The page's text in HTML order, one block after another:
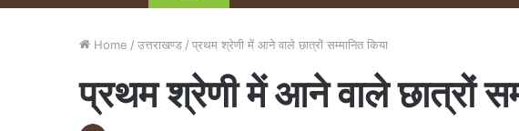
Home / उत्तराखण्ड / प्रथम श्रेणी में आने वाले छात्रों सम्मानित किया
प्रथम श्रेणी में आने वाले छात्रों